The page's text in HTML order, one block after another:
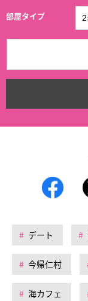
部屋タイプ
デート
今帰仁村
海カフェ